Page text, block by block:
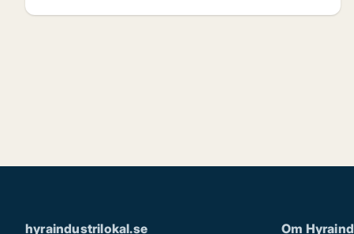
hyraindustrilokal.se Om